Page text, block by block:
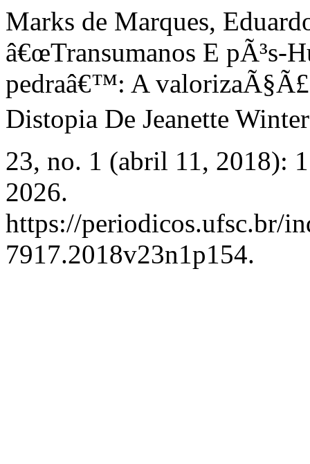
Marks de Marques,
â€œTransumanos E pÃ³s-
pedraâ€™: A
Distopia De Jeanette
23, no. 1 (abril 11, 2018):
2026.
https://periodicos.ufsc.br/
7917.2018v23n1p154.